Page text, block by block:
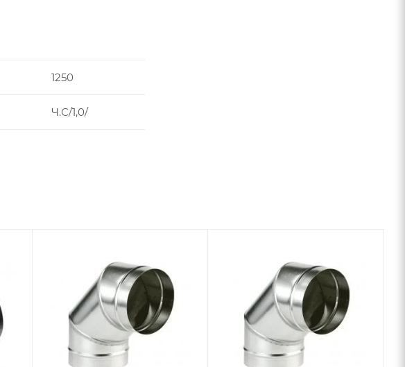
1250
Ч.С/1,0/